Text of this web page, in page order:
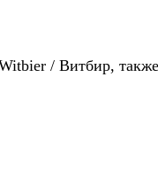
/ Витбир, также